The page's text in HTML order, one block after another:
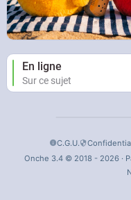
En ligne
Sur ce sujet
C.G.U.
Onche 3.4 © 2018 - 2026 ·